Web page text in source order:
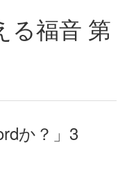
る福音 第
か？」3